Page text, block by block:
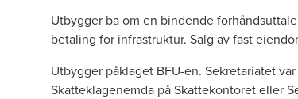
Utbygger ba om en bindende
betaling for infrastruktur. Salg av fast
Utbygger påklaget BFU-en. Sekretariatet
Skatteklagenemda på Skattekontoret eller